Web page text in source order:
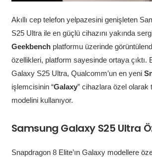
Akıllı cep telefon yelpazesini genişleten
S25 Ultra ile en güçlü cihazını yakında
Geekbenchplatformu üzerinde
özellikleri, platform sayesinde ortaya çıktı.
Galaxy S25 Ultra, Qualcomm’un en yeni
işlemcisinin “Galaxy” cihazlara özel olarak
modelini kullanıyor.
Samsung Galaxy S25 Ultra
Snapdragon 8 Elite’ın Galaxy modellere